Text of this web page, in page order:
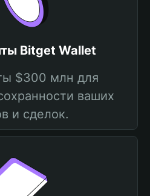
Bitget Wallet
$300 млн для
ваших
и сделок.